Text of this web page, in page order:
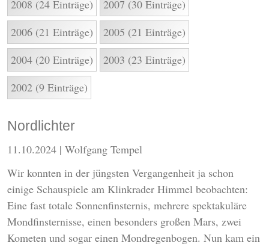
2008 (24 Einträge)
2007 (30 Einträge)
2006 (21 Einträge)
2005 (21 Einträge)
2004 (20 Einträge)
2003 (23 Einträge)
2002 (9 Einträge)
Nordlichter
11.10.2024 | Wolfgang Tempel
Wir konnten in der jüngsten Vergangenheit ja schon
einige Schauspiele am Klinkrader Himmel beobachten:
Eine fast totale Sonnenfinsternis, mehrere spektakuläre
Mondfinsternisse, einen besonders großen Mars, zwei
Kometen und sogar einen Mondregenbogen. Nun kam ein